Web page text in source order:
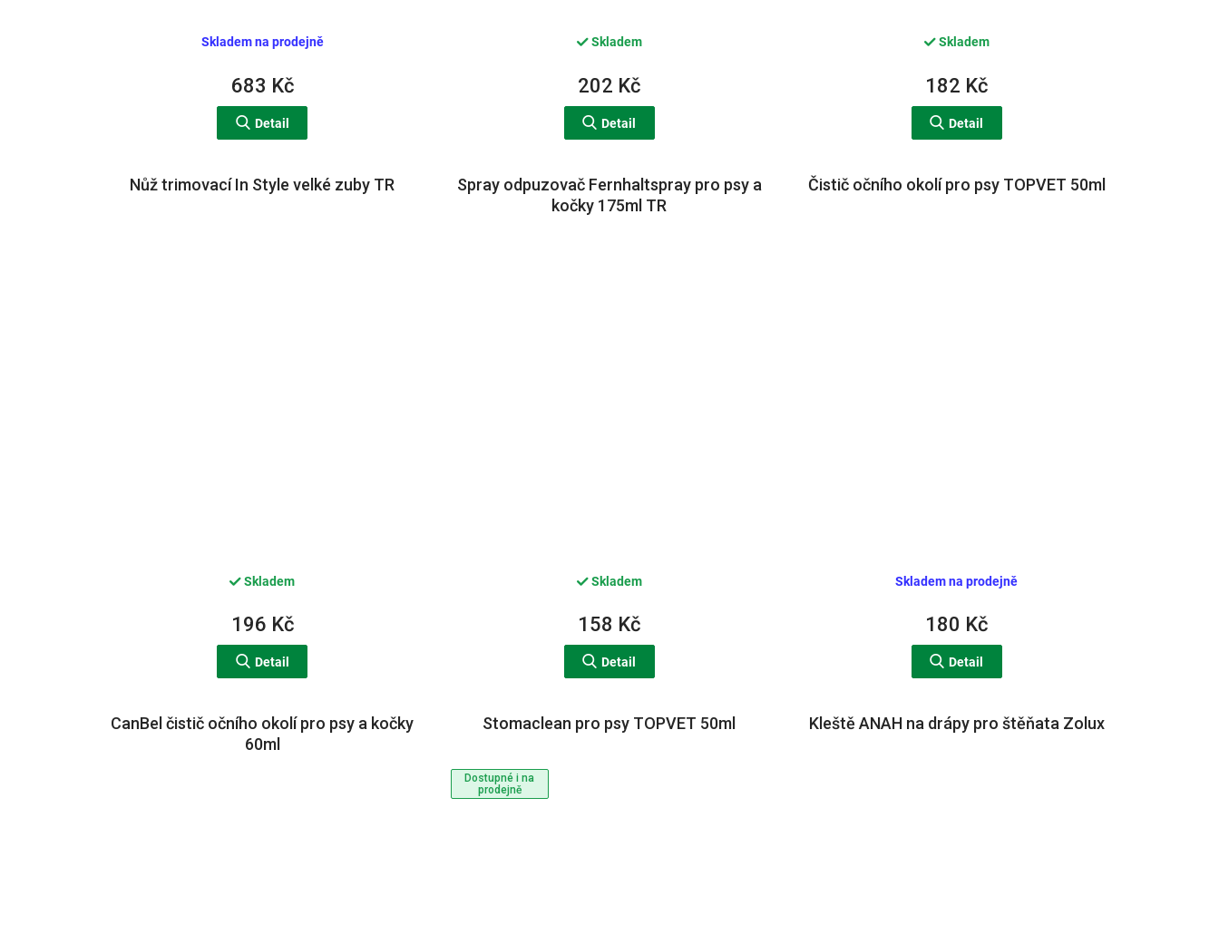
Skladem na prodejně
683 Kč
Detail
Skladem
202 Kč
Detail
Skladem
182 Kč
Detail
Nůž trimovací In Style velké zuby TR
Skladem
196 Kč
Detail
Spray odpuzovač Fernhaltspray pro psy a
kočky 175ml TR
Skladem
158 Kč
Detail
Čistič očního okolí pro psy TOPVET 50ml
Skladem na prodejně
180 Kč
Detail
CanBel čistič očního okolí pro psy a kočky
60ml
Dostupné i na
prodejně
Stomaclean pro psy TOPVET 50ml Kleště ANAH na drápy pro štěňata Zolux